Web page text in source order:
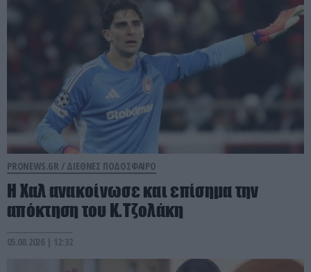
PRONEWS.GR / ΔΙΕΘΝΕΣ ΠΟΔΟΣΦΑΙΡΟ
Η Χαλ ανακοίνωσε και επίσημα την
απόκτηση του Κ.Τζολάκη
05.08.2026 | 12:32